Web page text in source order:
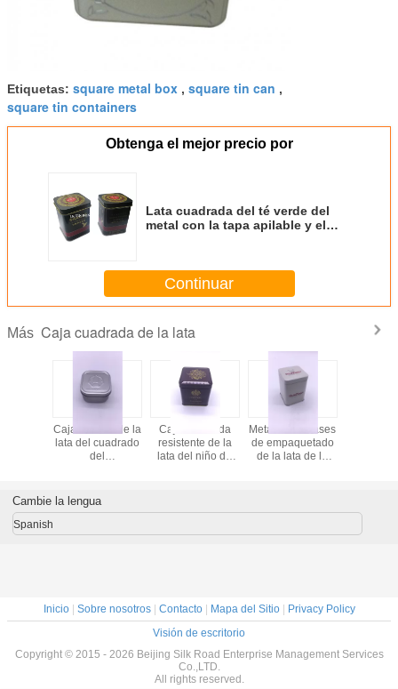
Etiquetas: square metal box , square tin can ,
square tin containers
Obtenga el mejor precio por
Lata cuadrada del té verde del
metal con la tapa apilable y el
Continuar
Más Caja cuadrada de la lata
Caja médica de la
lata del cuadrado
del
producto CYMK
de la salud
Caja cuadrada
resistente de la
lata del niño de
médico
Metal los envases
de empaquetado
de la lata de la
cuadrado de la
Cambie la lengua
Spanish
Inicio| Sobre nosotros| Contacto| Mapa del Sitio|
Privacy Policy
Visión de escritorio
Copyright © 2015 - 2026 Beijing Silk Road Enterprise Management Services
Co.,LTD.
All rights reserved.